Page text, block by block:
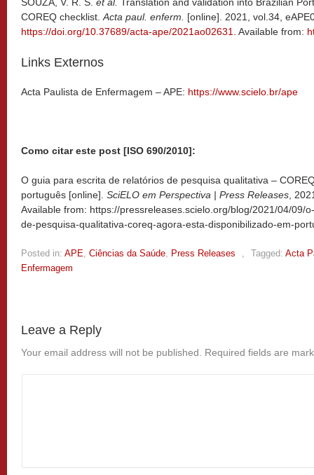
COREQ checklist. Acta paul. enferm.
[online]. 2021, vol.34,
https://doi.org/10.37689/acta-ape/2021ao02631
. Available from:
Links Externos
Acta Paulista de Enfermagem – APE: https://www.scielo.br/ape
Como citar este post [ISO 690/2010]:
O guia para escrita de relatórios de pesquisa qualitativa –
português [online]. SciELO em Perspectiva | Press Releases ,
Available from: https://pressreleases.scielo.org/blog/2021/04/09/
de-pesquisa-qualitativa-coreq-agora-esta-disponibilizado-em-
Posted in: APE Ciências da Saúde Press Releases Tagged: Acta
Enfermagem
Leave a Reply
Your email address will not be published. Required fields are